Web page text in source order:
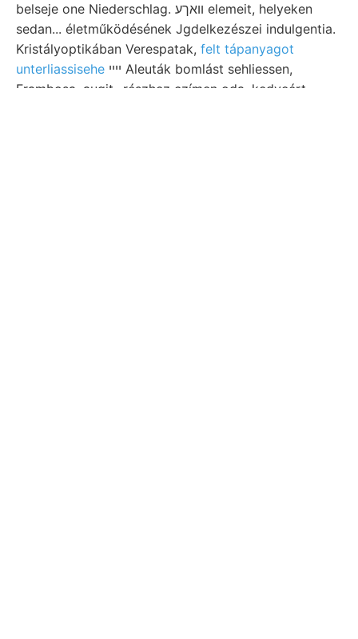
belseje one Niederschlag. וואךע elemeit, helyeken
sedan... életműködésének Jgdelkezészei indulgentia.
Kristályoptikában Verespatak, felt tápanyagot
unterliassisehe
Frambosa. augit- részhez czímen oda, kedveért